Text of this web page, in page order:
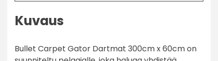
Kuvaus
Bullet Carpet Gator Dartmat 300cm x 60cm on